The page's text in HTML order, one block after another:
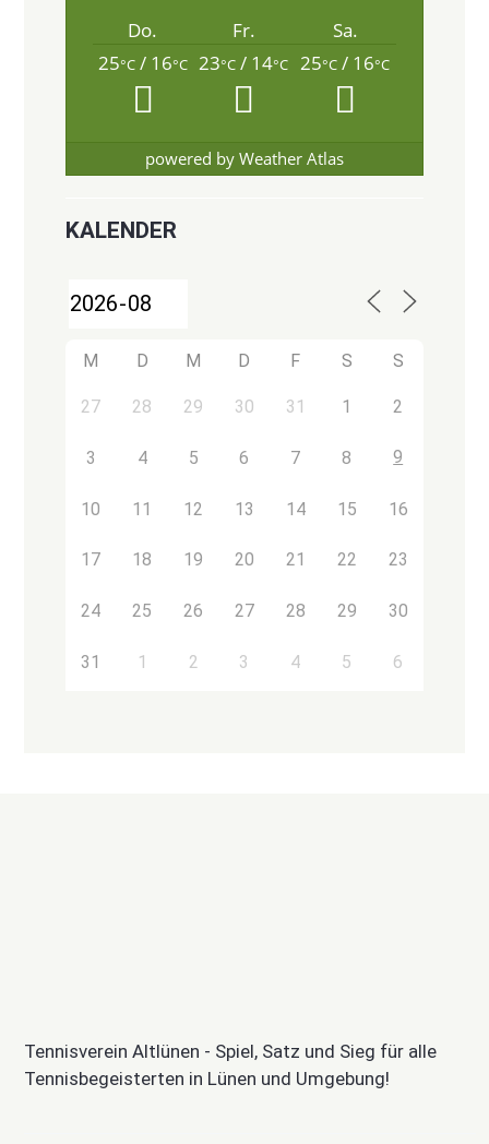
Do. Fr.
Sa.
25°C/ 16°C 23°C / 14°C 25°C / 16°C
powered by Weather Atlas
KALENDER
M D M D F S S
27 28 29 30 31 1 2
3 4 5 6 7 8 9
10 11 12 13 14 15 16
17 18 19 20 21 22 23
24 25 26 27 28 29 30
31 1 2 3 4 5 6
Tennisverein Altlünen - Spiel, Satz und Sieg für alle
Tennisbegeisterten in Lünen und Umgebung!